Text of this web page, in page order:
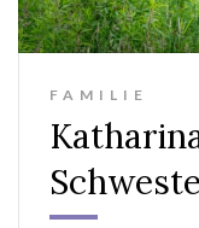
FAMILIE